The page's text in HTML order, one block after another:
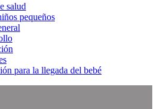
salud
pequeños
para la llegada del bebé